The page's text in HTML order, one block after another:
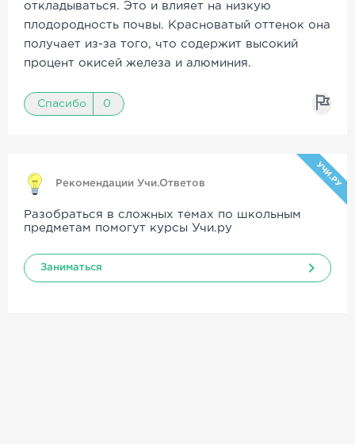
откладываться. Это и влияет на низкую
плодородность почвы. Красноватый оттенок она
получает из-за того, что содержит высокий
процент окисей железа и алюминия.
Спасибо 0
Рекомендации Учи.Ответов УЧИ.РУ
Разобраться в сложных темах по школьным
предметам помогут курсы Учи.ру
Заниматься